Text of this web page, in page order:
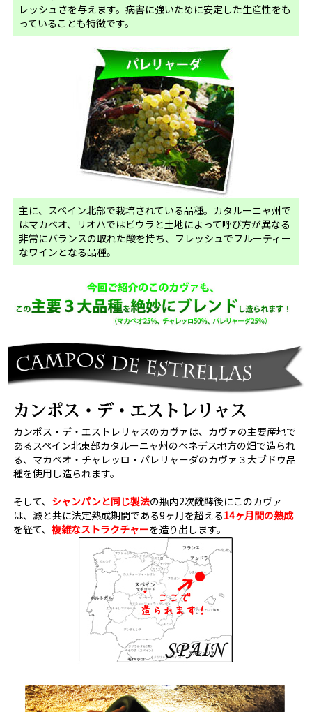
レッシュさを与えます。病害に強いために安定した生産性をも
っていることも特徴です。
主に、スペイン北部で栽培されている品種。カタルーニャ州で
はマカベオ、リオハではビウラと土地によって呼び方が異なる
非常にバランスの取れた酸を持ち、フレッシュでフルーティー
なワインとなる品種。
カンポス・デ・エストレリャスのカヴァは、カヴァの主要産地で
あるスペイン北東部カタルーニャ州のペネデス地方の畑で造られ
る、マカベオ・チャレッロ・パレリャーダのカヴァ３大ブドウ品
種を使用し造られます。
そして、 シャンパンと同じ製法の瓶内2次醗酵後にこのカヴァ
は、澱と共に法定熟成期間である9ヶ月を超える14ヶ月間の熟成
を経て、 複雑なストラクチャーを造り出します。